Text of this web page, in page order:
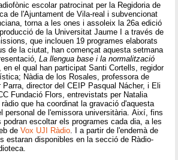
escolar patrocinat per la Regidoria de
de l'Ajuntament de Vila-real i subvencionat
torna a les ones i assoleix la 26a edició
de la Universitat Jaume I a través de
que inclouen 19 programes elaborats
de la ciutat, han començat aquesta setmana
La llengua base i la normalització
, en el qual han participat Santi Cortells, regidor
Nàdia de los Rosales, professora de
Parra, director del CEIP Pasqual Nácher, i Eli
Fundació Flors, entrevistats per Natalia
que ha coordinat la gravació d'aquesta
personal de l'emissora universitària. Així, fins
podran escoltar els programes cada dia, a les
deVox UJI Ràdio. I a partir de l'endemà de
estaran disponibles en la secció de Ràdio-